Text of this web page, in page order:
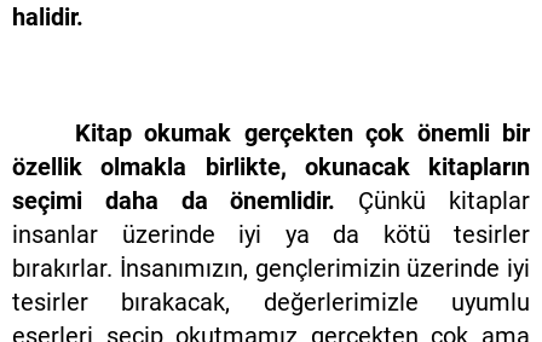
halidir.
Kitap okumak gerçekten çok önemli bir
özellik olmakla birlikte, okunacak kitapların
seçimi daha da önemlidir. Çünkü kitaplar
insanlar üzerinde iyi ya da kötü tesirler
bırakırlar. İnsanımızın, gençlerimizin üzerinde iyi
tesirler bırakacak, değerlerimizle uyumlu
eserleri seçip okutmamız gerçekten çok ama